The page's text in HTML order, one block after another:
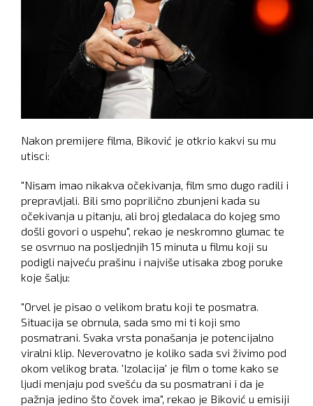
Nakon premijere filma, Biković je otkrio kakvi su mu
utisci:
"Nisam imao nikakva očekivanja, film smo dugo radili i
prepravljali. Bili smo poprilično zbunjeni kada su
očekivanja u pitanju, ali broj gledalaca do kojeg smo
došli govori o uspehu", rekao je neskromno glumac te
se osvrnuo na posljednjih 15 minuta u filmu koji su
podigli najveću prašinu i najviše utisaka zbog poruke
koje šalju:
"Orvel je pisao o velikom bratu koji te posmatra.
Situacija se obrnula, sada smo mi ti koji smo
posmatrani. Svaka vrsta ponašanja je potencijalno
viralni klip. Neverovatno je koliko sada svi živimo pod
okom velikog brata. 'Izolacija' je film o tome kako se
ljudi menjaju pod svešću da su posmatrani i da je
pažnja jedino što čovek ima", rekao je Biković u emisiji